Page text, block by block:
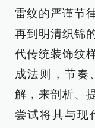
雷纹的严谨节
再到明清织锦
代传统装饰纹
成法则，节奏
解，来剖析、
尝试将其与现